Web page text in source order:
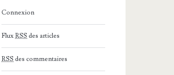
Connexion
FluxRSS des articles
RSS des commentaires